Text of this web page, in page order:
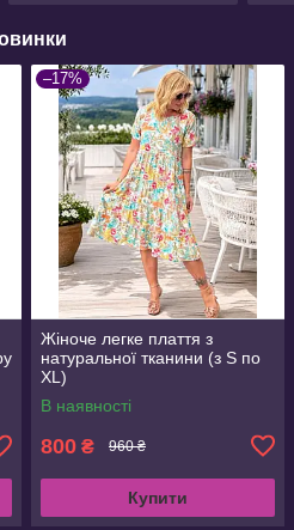
–17%
Жіноче легке плаття з
натуральної тканини (з S по
XL)
В наявності
800 ₴ 960 ₴
Купити